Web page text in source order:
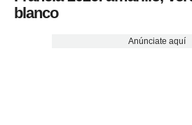
blanco
Anúnciate aquí